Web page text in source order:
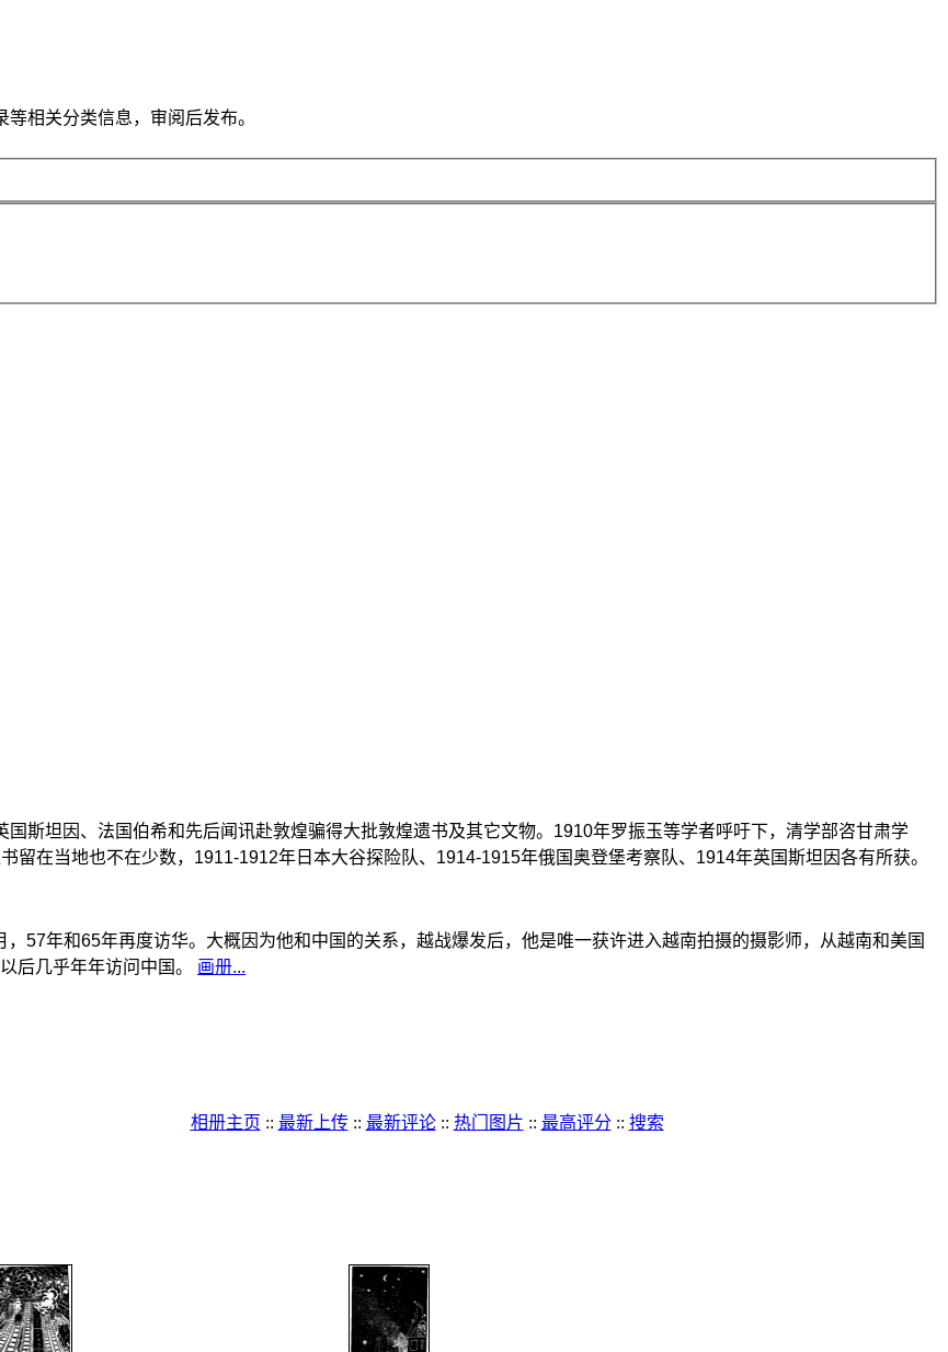
相关分类信息，审阅后发布。
国斯坦因、法国伯希和先后闻讯赴敦煌骗得大批敦煌遗书及其它文物。1910年罗振玉等学者呼吁下，清学部咨甘肃学
留在当地也不在少数，1911-1912年日本大谷探险队、1914-1915年俄国奥登堡考察队、1914年英国斯坦因各有所获。
，57年和65年再度访华。大概因为他和中国的关系，越战爆发后，他是唯一获许进入越南拍摄的摄影师，从越南和美国
后几乎年年访问中国。 画册...
相册主页 :: 最新上传:: 最新评论:: 热门图片 :: 最高评分 :: 搜索